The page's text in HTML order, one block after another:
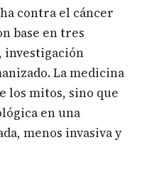
contra el cáncer
base en tres
investigación
La medicina
los mitos, sino que
en una
menos invasiva y